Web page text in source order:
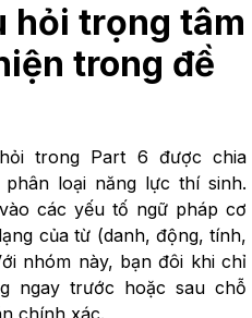
hỏi trọng tâm
trong đề
trong Part 6 được chia
loại năng lực thí sinh.
các yếu tố ngữ pháp cơ
của từ (danh, động, tính,
nhóm này, bạn đôi khi chỉ
ngay trước hoặc sau chỗ